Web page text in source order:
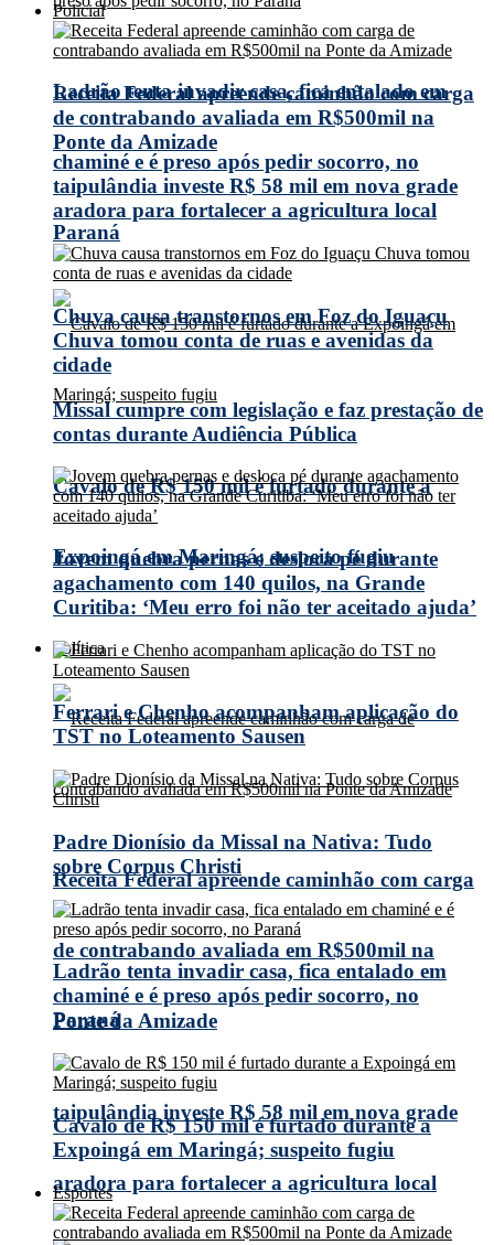
Ladrão tenta invadir casa, fica entalado em
chaminé e é preso após pedir socorro, no
Paraná
Cavalo de R$ 150 mil é furtado durante a
Expoingá em Maringá; suspeito fugiu
Política
Receita Federal apreende caminhão com carga
de contrabando avaliada em R$500mil na
Ponte da Amizade
taipulândia investe R$ 58 mil em nova grade
aradora para fortalecer a agricultura local
Policial
Receita Federal apreende caminhão com carga
de contrabando avaliada em R$500mil na
Ponte da Amizade
taipulândia investe R$ 58 mil em nova grade
aradora para fortalecer a agricultura local
Chuva causa transtornos em Foz do Iguaçu
Chuva tomou conta de ruas e avenidas da
cidade
Missal cumpre com legislação e faz prestação de
contas durante Audiência Pública
Jovem quebra pernas e desloca pé durante
agachamento com 140 quilos, na Grande
Curitiba: ‘Meu erro foi não ter aceitado ajuda’
Ferrari e Chenho acompanham aplicação do
TST no Loteamento Sausen
Padre Dionísio da Missal na Nativa: Tudo
sobre Corpus Christi
Ladrão tenta invadir casa, fica entalado em
chaminé e é preso após pedir socorro, no
Paraná
Cavalo de R$ 150 mil é furtado durante a
Expoingá em Maringá; suspeito fugiu
Esportes